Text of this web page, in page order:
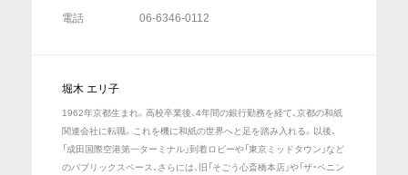
電話
06-6346-0112
堀木 エリ子
1962年京都生まれ。高校卒業後、4年間の銀行勤務を経て、京都の和紙
関連会社に転職。これを機に和紙の世界へと足を踏み入れる。以後、
「成田国際空港第一ターミナル」到着ロビーや「東京ミッドタウン」など
のパブリックスペース、さらには、旧「そごう心斎橋本店」や「ザ・ペニン